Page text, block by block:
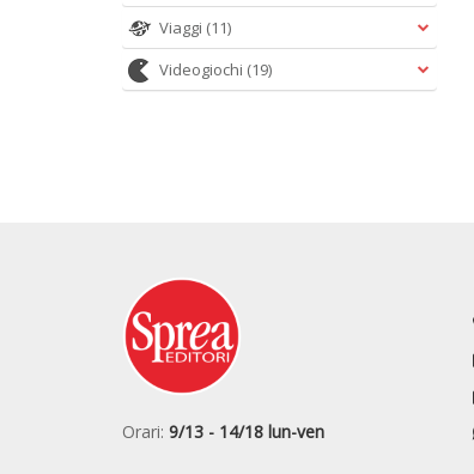
Viaggi (11)
Videogiochi (19)
Orari: 9/13 - 14/18 lun-ven